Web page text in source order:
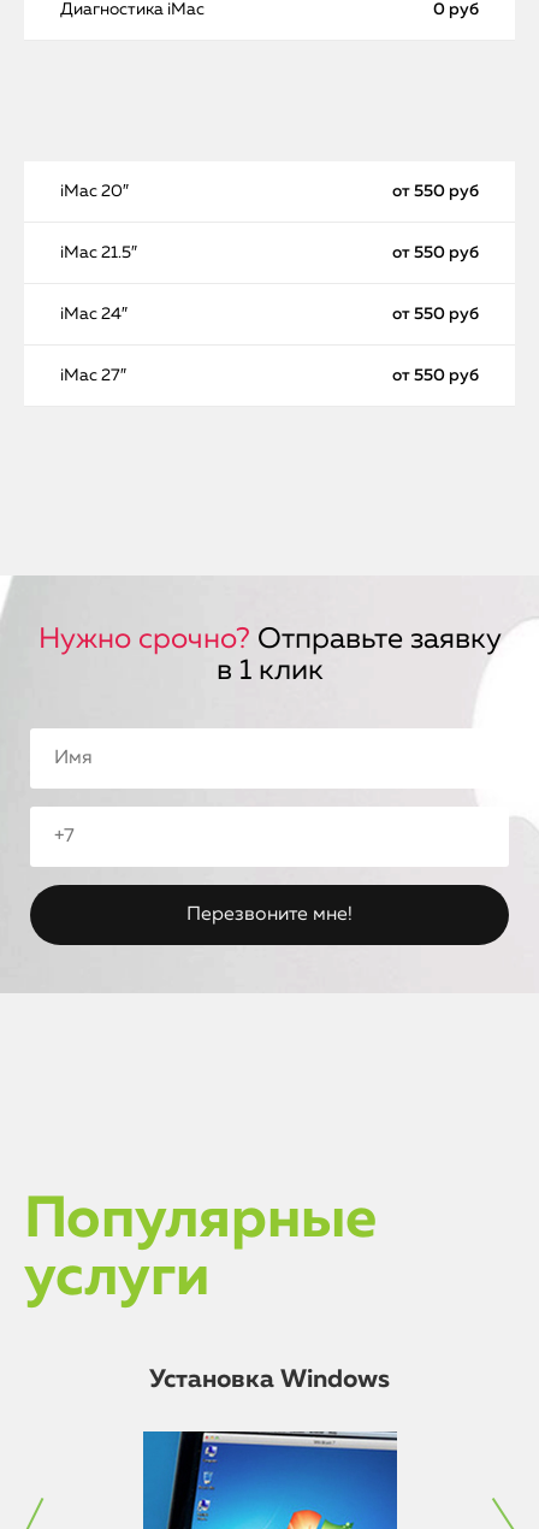
iPad
Mac Mini
Контакты
Диагностика iMac 0 руб
iMac 20″ от 550 руб
iMac 21.5″ от 550 руб
iMac 24″ от 550 руб
iMac 27″ от 550 руб
Нужно срочно? Отправьте заявку
в 1 клик
Популярные
услуги
Установка Windows